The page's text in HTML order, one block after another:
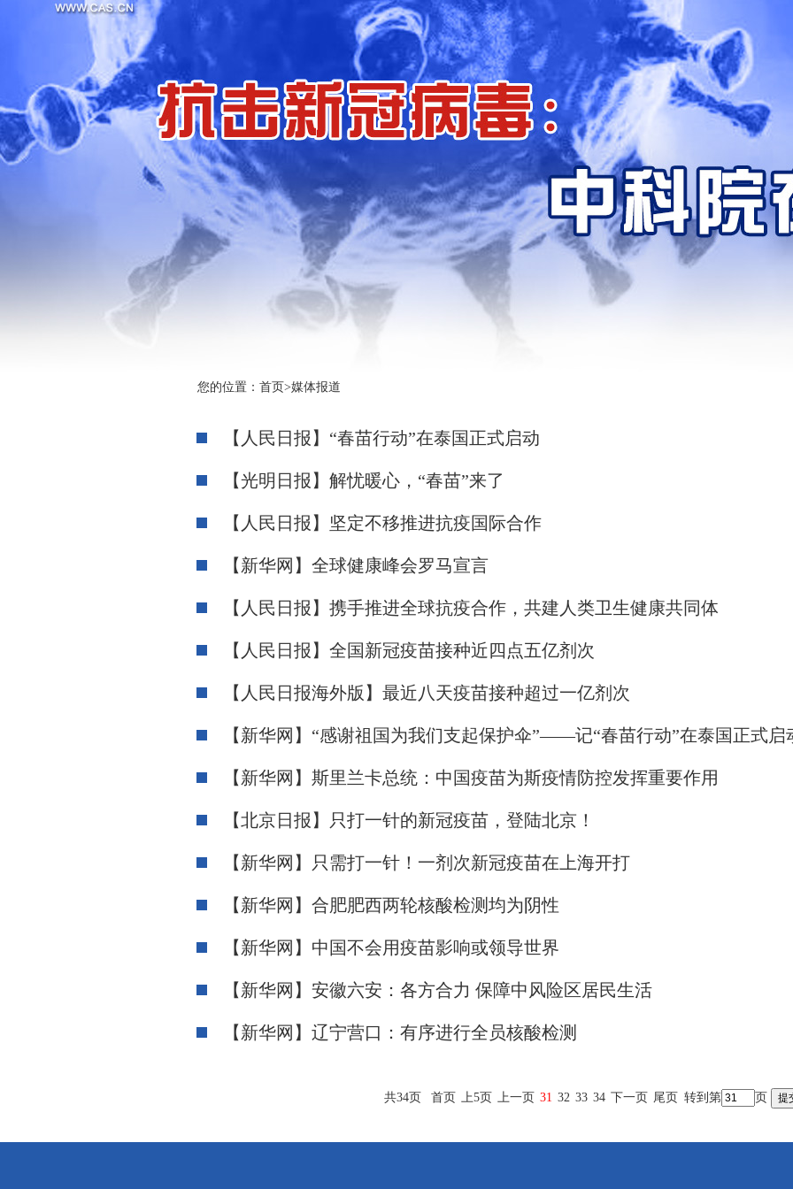
您的位置： 首页>媒体报道
【人民日报】“春苗行动”在泰国正式启动
【光明日报】解忧暖心，“春苗”来了
【人民日报】坚定不移推进抗疫国际合作
【新华网】全球健康峰会罗马宣言
【人民日报】携手推进全球抗疫合作，共建人类卫生健康共同体
【人民日报】全国新冠疫苗接种近四点五亿剂次
【人民日报海外版】最近八天疫苗接种超过一亿剂次
【新华网】“感谢祖国为我们支起保护伞”——记“春苗行动”在泰国正式启
【新华网】斯里兰卡总统：中国疫苗为斯疫情防控发挥重要作用
【北京日报】只打一针的新冠疫苗，登陆北京！
【新华网】只需打一针！一剂次新冠疫苗在上海开打
【新华网】合肥肥西两轮核酸检测均为阴性
【新华网】中国不会用疫苗影响或领导世界
【新华网】安徽六安：各方合力 保障中风险区居民生活
【新华网】辽宁营口：有序进行全员核酸检测
共34页 首页 上5页 上一页 31 32 33 34 下一页 尾页 转到第 页